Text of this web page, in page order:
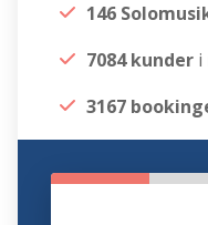
146
7084 kunder i
3167